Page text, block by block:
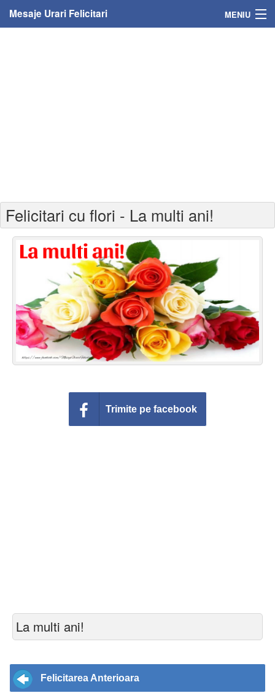
Mesaje Urari Felicitari MENIU
Felicitari varsta
Felicitari zilele anului
Felicitari zile saptamana
Felicitari muzicale
Felicitari muzicale personalizate
Felicitari animate
Invitatii personalizate
Conecteaza-te
Felicitari cu flori - La multi ani!
Trimite pe facebook
La multi ani!
Felicitarea Anterioara